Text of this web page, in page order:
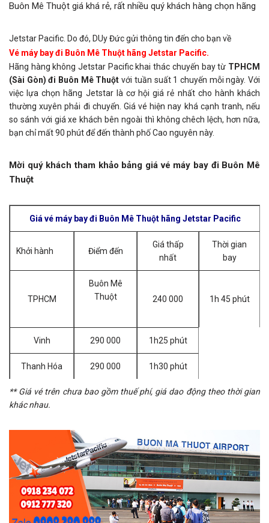
Buôn Mê Thuột giá khá rẻ, rất nhiều quý khách hàng chọn hãng
Jetstar Pacific. Do đó, DUy Đức gửi thông tin đến cho bạn về
Vé máy bay đi Buôn Mê Thuột hãng Jetstar Pacific.
Hãng hàng không Jetstar Pacific khai thác chuyến bay từ TPHCM
(Sài Gòn) đi Buôn Mê Thuột với tuần suất 1 chuyến mỗi ngày. Với
việc lựa chọn hãng Jetstar là cơ hội giá rẻ nhất cho hành khách
thường xuyên phải đi chuyển. Giá vé hiện nay khá cạnh tranh, nếu
so sánh với giá xe khách bên ngoài thì không chêch lệch, hơn nữa,
bạn chỉ mất 90 phút để đến thành phố Cao nguyên này.
Mời quý khách tham khảo bảng giá vé máy bay đi Buôn Mê
Thuột
Giá vé máy bay đi Buôn Mê Thuột hãng Jetstar Pacific
Khởi hành Điểm đến
Giá thấp
nhất
Thời gian
bay
TPHCM
Buôn Mê
Thuột
240 000 1h 45 phút
Vinh 290 000 1h25 phút
Thanh Hóa 290 000 1h30 phút
** Giá vé trên chưa bao gồm thuế phí, giá dao động theo thời gian
khác nhau.